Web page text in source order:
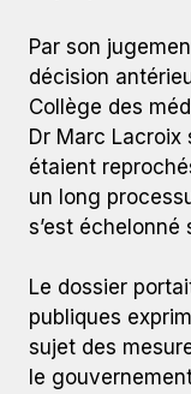
Par son
décision
Collège des
Dr Marc Lacroix
étaient
un long
s’est échelonné
Le dossier
publiques
sujet des
le